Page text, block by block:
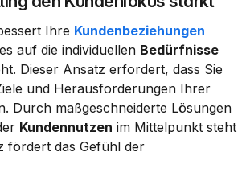
Ihre Kundenbeziehungen
auf die individuellen Bedürfnisse
Dieser Ansatz erfordert, dass Sie
und Herausforderungen Ihrer
Durch maßgeschneiderte Lösungen
Kundennutzen im Mittelpunkt steht
fördert das Gefühl der